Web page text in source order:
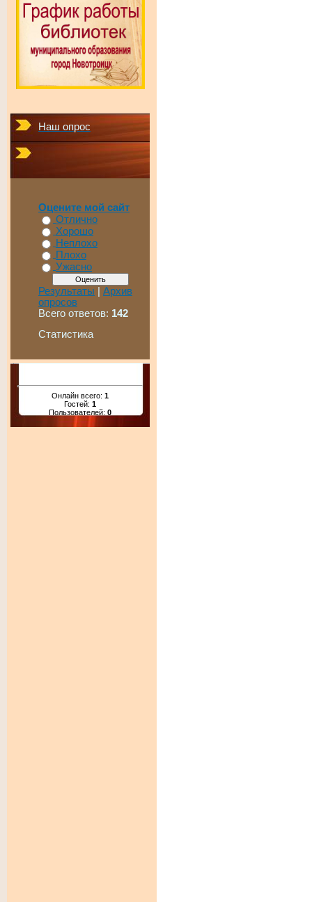
Наш опрос
Оцените мой сайт
Отлично
Хорошо
Неплохо
Плохо
Ужасно
Результаты | Архив
опросов
Всего ответов: 142
Статистика
Онлайн всего: 1
Гостей: 1
Пользователей: 0